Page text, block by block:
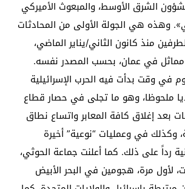
الشرق الأوسط، والمبعوث الأميركي
وهذه هي الجولة الأولى من المحادثات
منذ كانون الثاني/يناير الماضي،
مماثل في عمان، بحسب المصدر نفسه.
في وقت بدأت فيه الحرب الإسرائيلية
ملحوظا، وهو ما تجلى في حصار قطاع
بعد إغلاق كافة المعابر واتساع نطاق
وكذلك في وعمليات “نوعية” أخيرة
رداً على ذلك. كما أعلنت جماعة الحوثي،
لأول مرة، هجومين في البحر الأبيض